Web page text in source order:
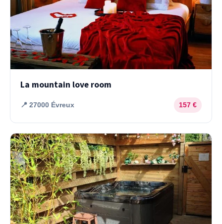
La mountain love room
📍 27000 Évreux 157 €